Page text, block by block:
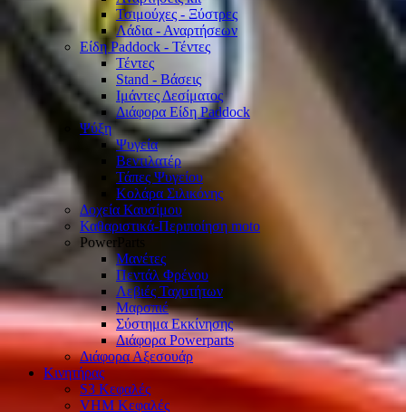
Τσιμούχες - Ξύστρες
Λάδια - Αναρτήσεων
Είδη Paddock - Τέντες
Τέντες
Stand - Βάσεις
Ιμάντες Δεσίματος
Διάφορα Είδη Paddock
Ψύξη
Ψυγεία
Βεντιλατέρ
Τάπες Ψυγείου
Κολάρα Σιλικόνης
Δοχεία Καυσίμου
Καθαριστικά-Περιποίηση moto
PowerParts
Μανέτες
Πεντάλ Φρένου
Λεβιές Ταχυτήτων
Μαρσπιέ
Σύστημα Εκκίνησης
Διάφορα Powerparts
Διάφορα Αξεσουάρ
Κινητήρας
S3 Κεφαλές
VHM Κεφαλές